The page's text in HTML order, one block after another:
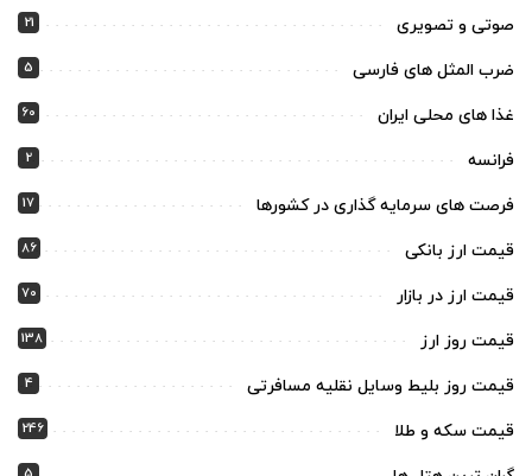
صوتی و تصویری 21
ضرب المثل های فارسی 5
غذا های محلی ایران 60
فرانسه 2
فرصت های سرمایه گذاری در کشورها 17
قیمت ارز بانکی 86
قیمت ارز در بازار 70
قیمت روز ارز 138
قیمت روز بلیط وسایل نقلیه مسافرتی 4
قیمت سکه و طلا 246